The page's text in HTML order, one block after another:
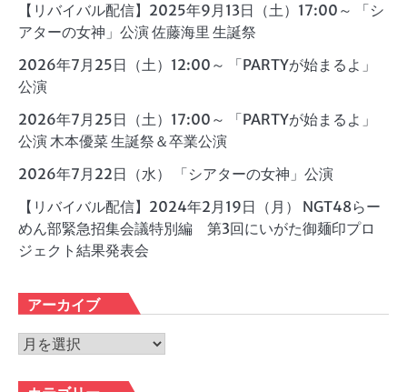
【リバイバル配信】2025年9月13日（土）17:00～ 「シ
アターの女神」公演 佐藤海里 生誕祭
2026年7月25日（土）12:00～ 「PARTYが始まるよ」
公演
2026年7月25日（土）17:00～ 「PARTYが始まるよ」
公演 木本優菜 生誕祭＆卒業公演
2026年7月22日（水） 「シアターの女神」公演
【リバイバル配信】2024年2月19日（月） NGT48らー
めん部緊急招集会議特別編 第3回にいがた御麺印プロ
ジェクト結果発表会
アーカイブ
ア
カ